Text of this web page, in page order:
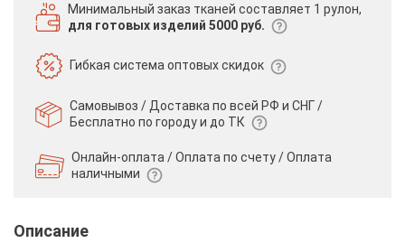
Минимальный заказ тканей составляет 1 рулон,
для готовых изделий 5000 руб.
Гибкая системаоптовых скидок
Самовывоз / Доставка по всей РФ и СНГ /
Бесплатно по городу и до ТК
Онлайн-оплата / Оплата по счету /Оплата
наличными
Описание